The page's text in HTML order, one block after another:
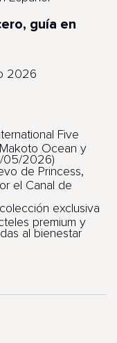
guía en
2026
Five
Ocean y
05/2026)
de Princess,
el Canal de
exclusiva
premium y
al bienestar